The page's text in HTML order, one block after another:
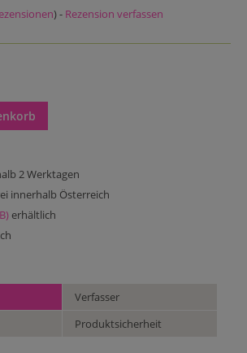
) - Rezension verfassen
2 Werktagen
innerhalb Österreich
erhältlich
Verfasser
Produktsicherheit